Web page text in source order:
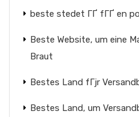
beste stedet ГҐ fГҐ en
Beste Website, um eine
Braut
Bestes Land fГјr
Bestes Land, um